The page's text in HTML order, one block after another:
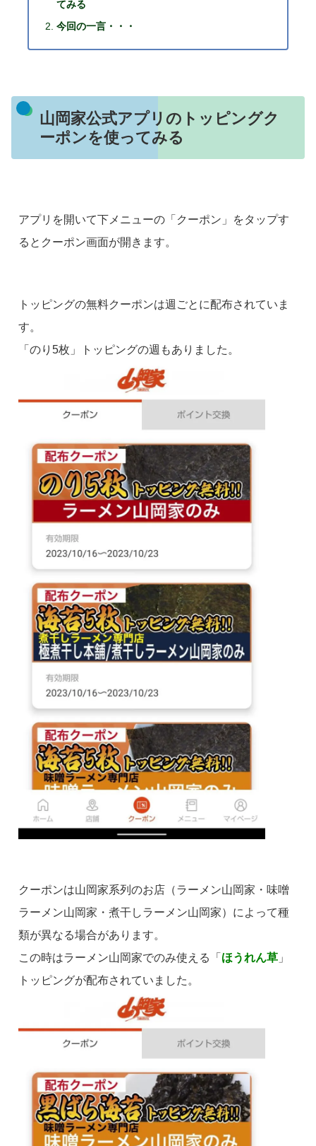
てみる
今回の一言・・・
山岡家公式アプリのトッピングク
ーポンを使ってみる
アプリを開いて下メニューの「クーポン」をタップす
るとクーポン画面が開きます。
トッピングの無料クーポンは週ごとに配布されていま
す。
「のり5枚」トッピングの週もありました。
クーポンは山岡家系列のお店（ラーメン山岡家・味噌
ラーメン山岡家・煮干しラーメン山岡家）によって種
類が異なる場合があります。
この時はラーメン山岡家でのみ使える「 ほうれん草 」
トッピングが配布されていました。